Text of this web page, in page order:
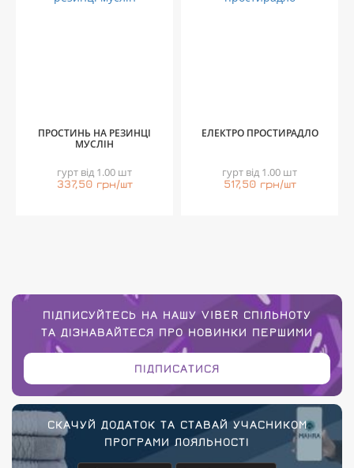
ПРОСТИНЬ НА РЕЗИНЦІ
МУСЛІН
гурт від 1.00 шт
337,50 грн/шт
ЕЛЕКТРО ПРОСТИРАДЛО
гурт від 1.00 шт
517,50 грн/шт
ПІДПИСУЙТЕСЬ НА НАШУ VIBER СПІЛЬНОТУ
ТА ДІЗНАВАЙТЕСЯ ПРО НОВИНКИ ПЕРШИМИ
ПІДПИСАТИСЯ
СКАЧУЙ ДОДАТОК ТА СТАВАЙ УЧАСНИКОМ
ПРОГРАМИ ЛОЯЛЬНОСТІ